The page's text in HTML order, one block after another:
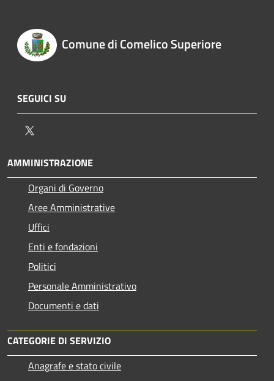
Comune di Comelico Superiore
SEGUICI SU
AMMINISTRAZIONE
Organi di Governo
Aree Amministrative
Uffici
Enti e fondazioni
Politici
Personale Amministrativo
Documenti e dati
CATEGORIE DI SERVIZIO
Anagrafe e stato civile